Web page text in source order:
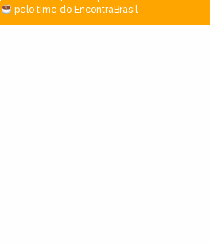
pelo time do EncontraBrasil